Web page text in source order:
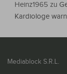
Heinz1965 zu
Kardiologe
Mediablock S.R.L.